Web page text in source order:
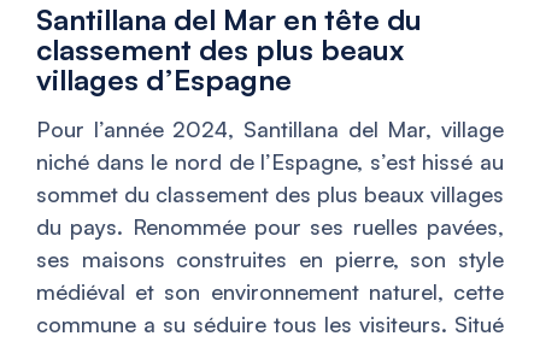
Santillana del Mar en tête du
classement des plus beaux
villages d’Espagne
Pour l’année 2024, Santillana del Mar, village
niché dans le nord de l’Espagne, s’est hissé au
sommet du classement des plus beaux villages
du pays. Renommée pour ses ruelles pavées,
ses maisons construites en pierre, son style
médiéval et son environnement naturel, cette
commune a su séduire tous les visiteurs. Situé